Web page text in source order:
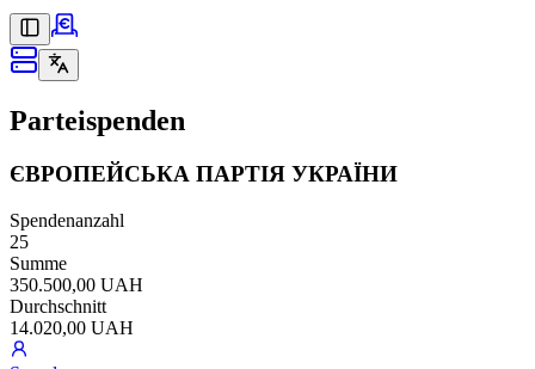
Parteispenden
ЄВРОПЕЙСЬКА ПАРТІЯ УКРАЇНИ
Spendenanzahl
25
Summe
350.500,00 UAH
Durchschnitt
14.020,00 UAH